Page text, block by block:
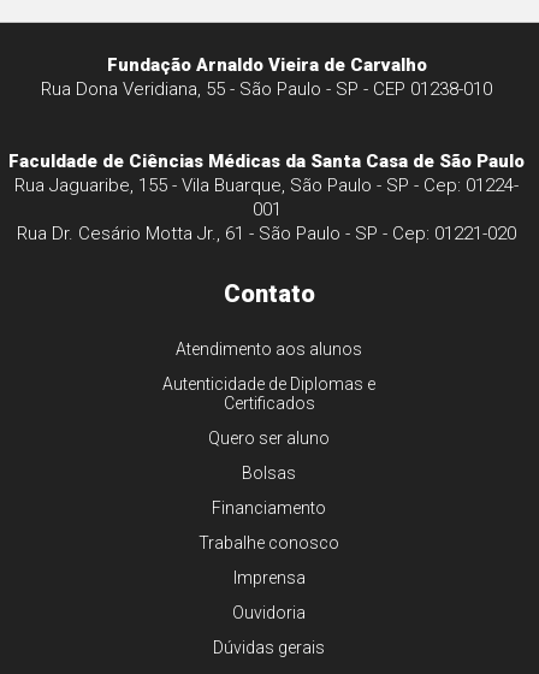
Fundação Arnaldo Vieira de Carvalho
Rua Dona Veridiana, 55 - São Paulo - SP - CEP 01238-010
Faculdade de Ciências Médicas da Santa Casa de São Paulo
Rua Jaguaribe, 155 - Vila Buarque, São Paulo - SP - Cep: 01224-
001
Rua Dr. Cesário Motta Jr., 61 - São Paulo - SP - Cep: 01221-020
Contato
Atendimento aos alunos
Autenticidade de Diplomas e
Certificados
Quero ser aluno
Bolsas
Financiamento
Trabalhe conosco
Imprensa
Ouvidoria
Dúvidas gerais